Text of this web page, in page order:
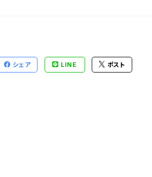
シェア LINE ポスト